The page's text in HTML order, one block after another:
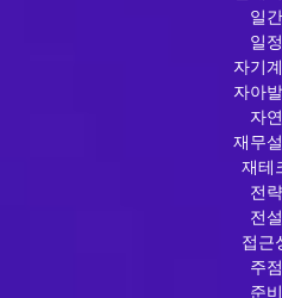
일간
일정
자기
자아
자연
재무
재테
전략
전설
접근
주점
준비